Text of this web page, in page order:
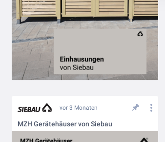
vor 3 Monaten
MZH Gerätehäuser von Siebau